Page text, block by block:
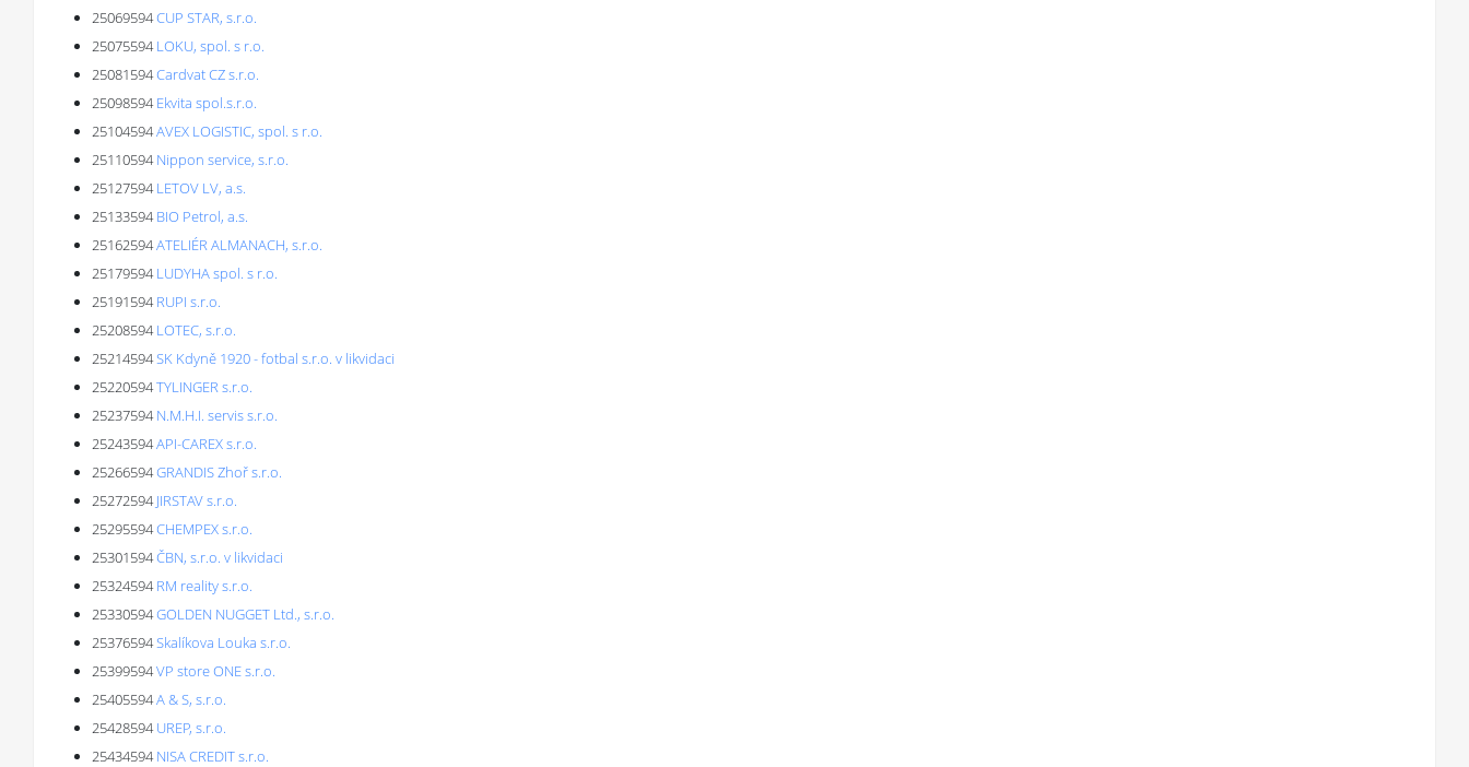
25069594CUP STAR, s.r.o.
25075594 LOKU, spol. s r.o.
25081594Cardvat CZ s.r.o.
25098594 Ekvita spol.s.r.o.
25104594AVEX LOGISTIC, spol. s r.o.
25110594 Nippon service, s.r.o.
25127594 LETOV LV, a.s.
25133594 BIO Petrol, a.s.
25162594ATELIÉR ALMANACH, s.r.o.
25179594 LUDYHA spol. s r.o.
25191594 RUPI s.r.o.
25208594 LOTEC, s.r.o.
25214594SK Kdyně 1920 - fotbal s.r.o. v likvidaci
25220594TYLINGER s.r.o.
25237594 N.M.H.I. servis s.r.o.
25243594API-CAREX s.r.o.
25266594GRANDIS Zhoř s.r.o.
25272594 JIRSTAV s.r.o.
25295594CHEMPEX s.r.o.
25301594ČBN, s.r.o. v likvidaci
25324594 RM reality s.r.o.
25330594GOLDEN NUGGET Ltd., s.r.o.
25376594Skalíkova Louka s.r.o.
25399594VP store ONE s.r.o.
25405594A & S, s.r.o.
25428594 UREP, s.r.o.
25434594 NISA CREDIT s.r.o.